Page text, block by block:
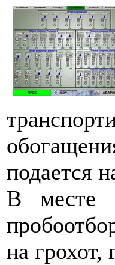
подается
В месте
на грохот,